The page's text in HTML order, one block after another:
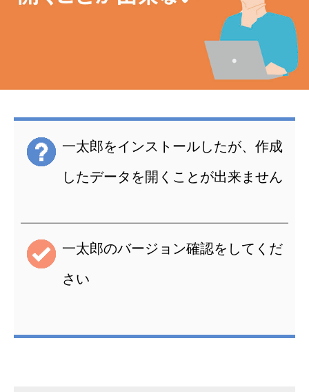
一太郎をインストールしたが、作成
したデータを開くことが出来ません
一太郎のバージョン確認をしてくだ
さい